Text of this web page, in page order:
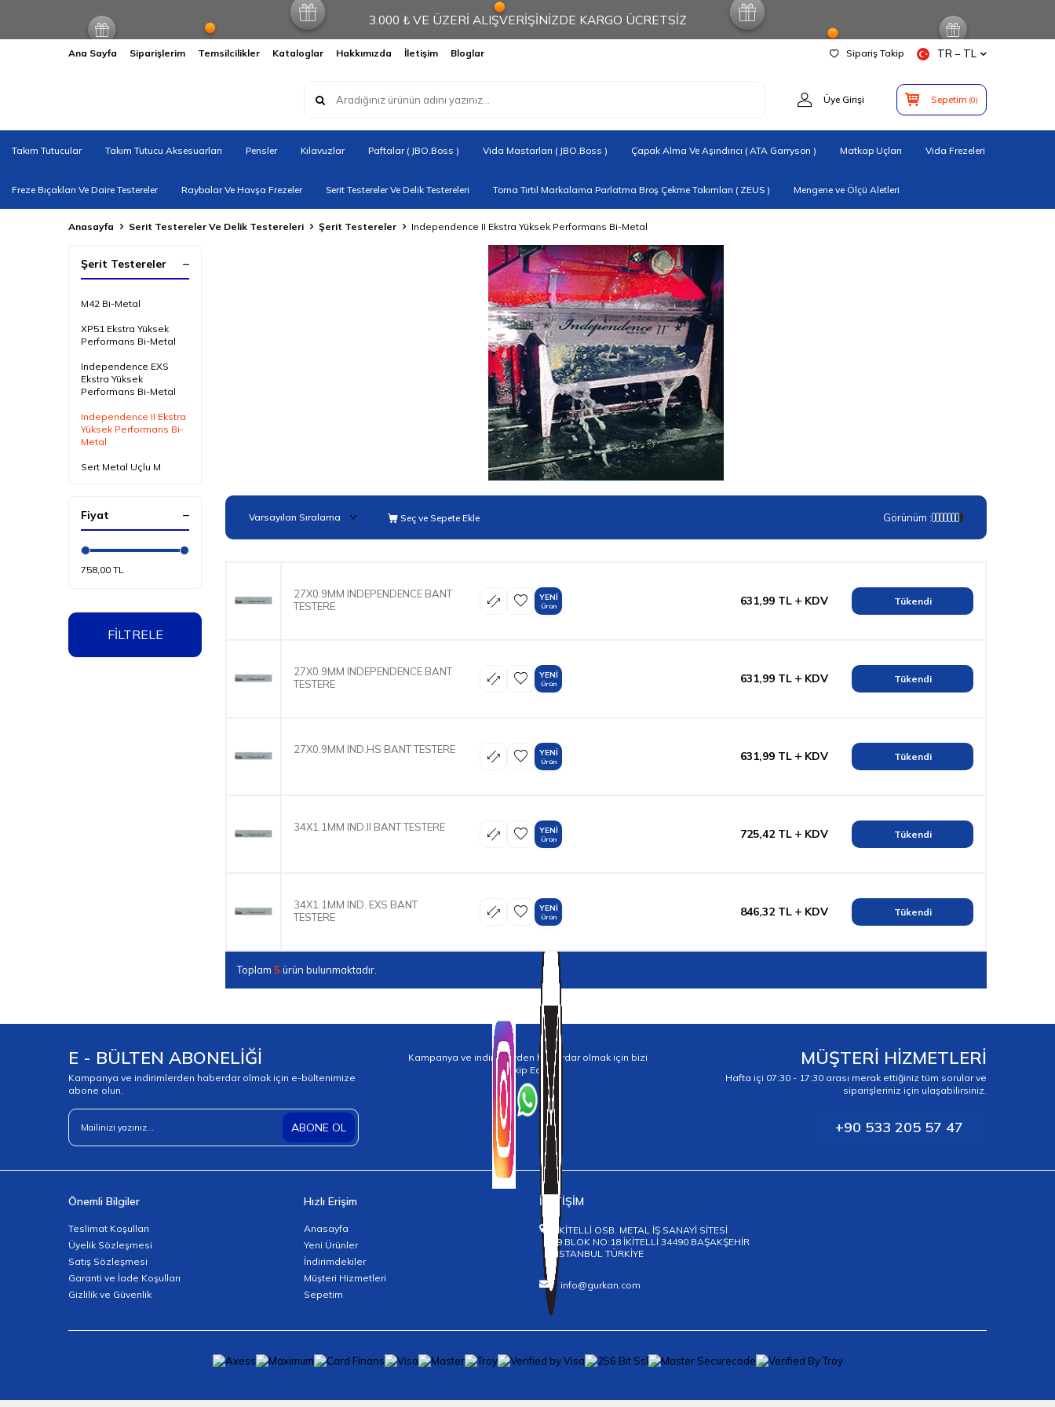
3.000 ₺ VE ÜZERİ ALIŞVERİŞİNİZDE KARGO ÜCRETSİZ
Ana Sayfa Siparişlerim Temsilcilikler Kataloglar Hakkımızda İletişim Bloglar Sipariş Takip TR − TL
Üye Girişi Sepetim (0)
Takım Tutucular Takım Tutucu Aksesuarları Pensler Kılavuzlar Paftalar ( JBO.Boss ) Vida Mastarları ( JBO.Boss ) Çapak Alma Ve Aşındırıcı ( ATA Garryson ) Matkap Uçları Vida Frezeleri
Freze Bıçakları Ve Daire Testereler Raybalar Ve Havşa Frezeler Serit Testereler Ve Delik Testereleri Torna Tırtıl Markalama Parlatma Broş Çekme Takımları ( ZEUS ) Mengene ve Ölçü Aletleri
Anasayfa Serit Testereler Ve Delik Testereleri Şerit Testereler Independence II Ekstra Yüksek Performans Bi-Metal
Şerit Testereler
M42 Bi-Metal
XP51 Ekstra Yüksek
Performans Bi-Metal
Independence EXS
Ekstra Yüksek
Performans Bi-Metal
Independence II Ekstra
Yüksek Performans Bi-
Metal
Sert Metal Uçlu M
Karbon Testereler
Fiyat
758,00 TL
FİLTRELE
Seç ve Sepete Ekle Görünüm :
27X0.9MM INDEPENDENCE BANT
TESTERE
YENI
Ürün 631,99 TL KDV Tükendi
27X0.9MM INDEPENDENCE BANT
TESTERE
YENI
Ürün 631,99 TL KDV Tükendi
27X0.9MM IND.HS BANT TESTERE YENI
Ürün 631,99 TL KDV Tükendi
34X1.1MM IND.II BANT TESTERE YENI
Ürün 725,42 TL KDV Tükendi
34X1.1MM IND. EXS BANT
TESTERE
YENI
Ürün 846,32 TL KDV Tükendi
Toplam 5 ürün bulunmaktadır.
E - BÜLTEN ABONELİĞİ
Kampanya ve indirimlerden haberdar olmak için e-bültenimize
abone olun.
ABONE OL
Kampanya ve indirimlerden haberdar olmak için bizi
Takip Edin!
MÜŞTERİ HİZMETLERİ
Hafta içi 07:30 - 17:30 arası merak ettiğiniz tüm sorular ve
siparişleriniz için ulaşabilirsiniz.
+90 533 205 57 47
Önemli Bilgiler
Teslimat Koşulları
Üyelik Sözleşmesi
Satış Sözleşmesi
Garanti ve İade Koşulları
Gizlilik ve Güvenlik
Hızlı Erişim
Anasayfa
Yeni Ürünler
İndirimdekiler
Müşteri Hizmetleri
Sepetim
İLETİŞİM
İKİTELLİ OSB. METAL İŞ SANAYİ SİTESİ
9.BLOK NO:18 İKİTELLİ 34490 BAŞAKŞEHİR
İSTANBUL TÜRKİYE
info@gurkan.com